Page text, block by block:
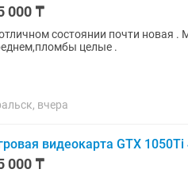
000 ₸
состоянии почти новая .
целые .
вчера
видеокарта GTX
000 ₸